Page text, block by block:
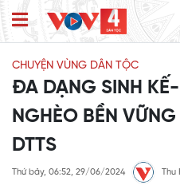
CHUYỆN VÙNG DÂN TỘC
ĐA DẠNG SINH
NGHÈO BỀN
DTTS
Thứ bảy, 06:52, 29/06/2024